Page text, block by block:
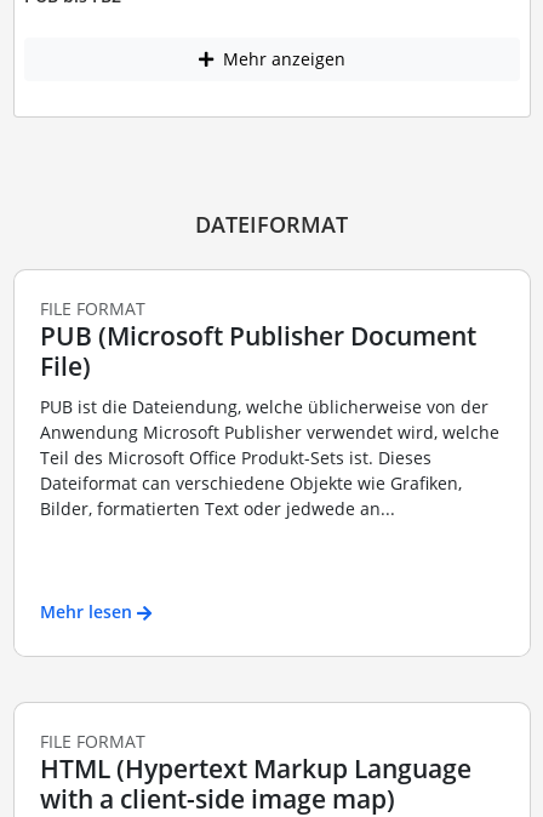
Mehr anzeigen
DATEIFORMAT
FILE FORMAT
PUB (Microsoft Publisher Document
File)
PUB ist die Dateiendung, welche üblicherweise von der
Anwendung Microsoft Publisher verwendet wird, welche
Teil des Microsoft Office Produkt-Sets ist. Dieses
Dateiformat can verschiedene Objekte wie Grafiken,
Bilder, formatierten Text oder jedwede an...
Mehr lesen
FILE FORMAT
HTML (Hypertext Markup Language
with a client-side image map)